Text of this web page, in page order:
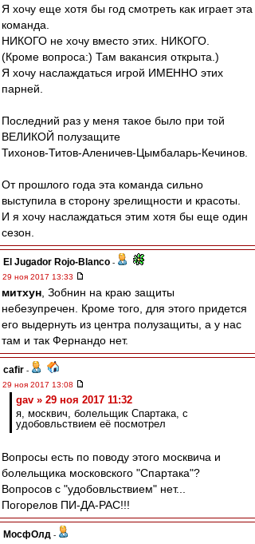
Я хочу еще хотя бы год смотреть как играет эта
команда.
НИКОГО не хочу вместо этих. НИКОГО.
(Кроме вопроса:) Там вакансия открыта.)
Я хочу наслаждаться игрой ИМЕННО этих
парней.
Последний раз у меня такое было при той
ВЕЛИКОЙ полузащите
Тихонов-Титов-Аленичев-Цымбаларь-Кечинов.
От прошлого года эта команда сильно
выступила в сторону зрелищности и красоты.
И я хочу наслаждаться этим хотя бы еще один
сезон.
El Jugador Rojo-Blanco -
29 ноя 2017 13:33
митхун , Зобнин на краю защиты
небезупречен. Кроме того, для этого придется
его выдернуть из центра полузащиты, а у нас
там и так Фернандо нет.
cafir -
29 ноя 2017 13:08
gav » 29 ноя 2017 11:32
я, москвич, болельщик Спартака, с
удобовльствием её посмотрел
Вопросы есть по поводу этого москвича и
болельщика московского "Спартака"?
Вопросов с "удобовльствием" нет...
Погорелов ПИ-ДА-РАС!!!
МосфОлд -